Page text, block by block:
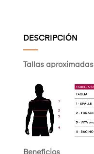
DESCRIPCIÓN
Tallas aproximadas
Beneficios